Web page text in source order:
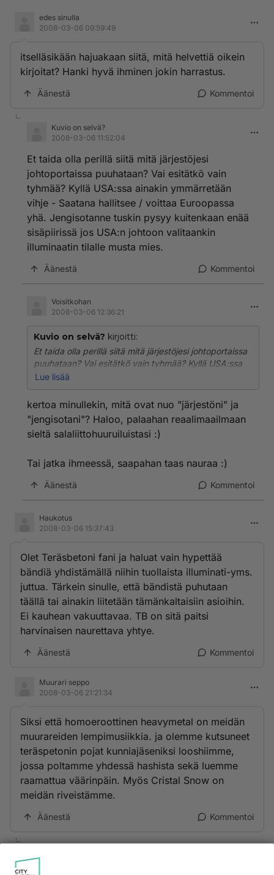
edes sinulla
2008-03-06 09:59:49
itselläsikään hajuakaan siitä, mitä helvettiä oikein
kirjoitat? Hanki hyvä ihminen jokin harrastus.
Äänestä Kommentoi
Kuvio on selvä?
2008-03-06 11:52:04
Et taida olla perillä siitä mitä järjestöjesi
johtoportaissa puuhataan? Vai esitätkö vain
tyhmää? Kyllä USA:ssa ainakin ymmärretään
vihje - Saatana hallitsee / voittaa Euroopassa
yhä. Jengisotanne tuskin pysyy kuitenkaan enää
sisäpiirissä jos USA:n johtoon valitaankin
illuminaatin tilalle musta mies.
Äänestä Kommentoi
Voisitkohan
2008-03-06 12:36:21
Kuvio on selvä? kirjoitti:
Et taida olla perillä siitä mitä järjestöjesi johtoportaissa
puuhataan? Vai esitätkö vain tyhmää? Kyllä USA:ssa
ainakin ymmärretään vihje - Saatana hallitsee / voittaa
kuitenkaan enää sisäpiirissä jos USA:n johtoon
valitaankin illuminaatin tilalle musta mies.
Lue lisää
kertoa minullekin, mitä ovat nuo "järjestöni" ja
"jengisotani"? Haloo, palaahan reaalimaailmaan
sieltä salaliittohuuruiluistasi :)
Tai jatka ihmeessä, saapahan taas nauraa :)
Äänestä Kommentoi
Haukotus
2008-03-06 15:37:43
Olet Teräsbetoni fani ja haluat vain hypettää
bändiä yhdistämällä niihin tuollaista illuminati-yms.
juttua. Tärkein sinulle, että bändistä puhutaan
täällä tai ainakin liitetään tämänkaltaisiin asioihin.
Ei kauhean vakuuttavaa. TB on sitä paitsi
harvinaisen naurettava yhtye.
Äänestä Kommentoi
Muurari seppo
2008-03-06 21:21:34
Siksi että homoeroottinen heavymetal on meidän
muurareiden lempimusiikkia. ja olemme kutsuneet
teräspetonin pojat kunniajäseniksi looshiimme,
jossa poltamme yhdessä hashista sekä luemme
raamattua väärinpäin. Myös Cristal Snow on
meidän riveistämme.
Äänestä Kommentoi